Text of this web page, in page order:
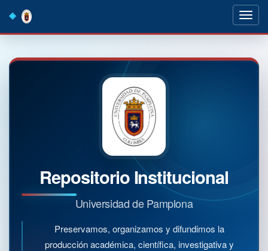
navigation
Repositorio Institucional
Universidad de Pamplona
Preservamos, organizamos y difundimos la
producción académica, científica, investigativa y